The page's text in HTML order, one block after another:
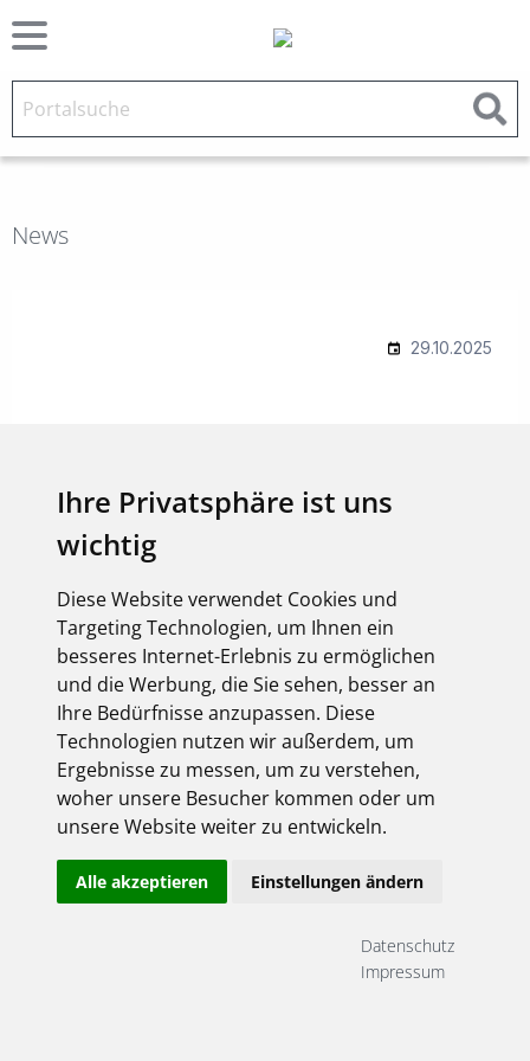
Ihre Privatsphäre ist uns
wichtig
Diese Website verwendet Cookies und
Targeting Technologien, um Ihnen ein
besseres Internet-Erlebnis zu ermöglichen
und die Werbung, die Sie sehen, besser an
Ihre Bedürfnisse anzupassen. Diese
Technologien nutzen wir außerdem, um
Ergebnisse zu messen, um zu verstehen,
woher unsere Besucher kommen oder um
unsere Website weiter zu entwickeln.
Alle akzeptieren Einstellungen ändern
Datenschutz
Impressum
News